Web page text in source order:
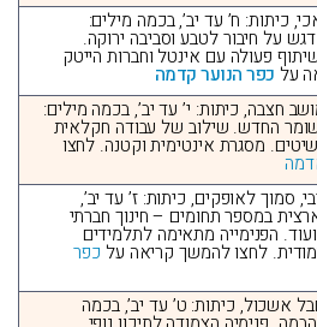
כיתות: ח’ עד יב’, בכמה מילים:
על חיבור לטבע וסביבה ירוקה.
פעולה עם אינטל וחברות הייטק
על כפר הנוער קדמה
חצבה, כיתות: י’ עד יב’, בכמה מילים:
החדש. שילוב של עבודה חקלאית
מסגרת אינטימית וקטנה. לחצו
סמוך לאופקים, כיתות: ז’ עד יב’,
במספר תחומים – חינוך חברתי
ועוד. הפנימייה מתאימה לתלמידים
לחצו להמשך קריאה על כפר
אשכול, כיתות: ט’ עד יב’, בכמה